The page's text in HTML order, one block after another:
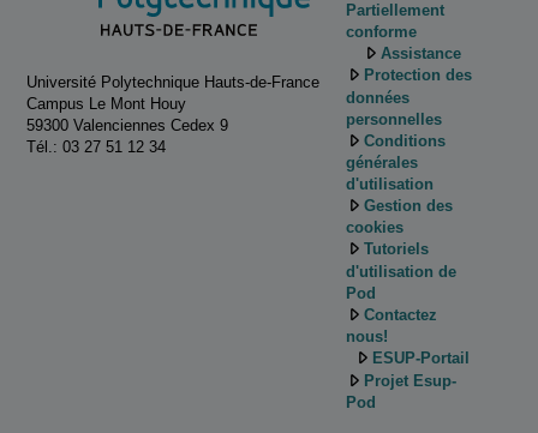
Université Polytechnique Hauts-de-France
Campus Le Mont Houy
59300 Valenciennes Cedex 9
Tél.: 03 27 51 12 34
Partiellement
conforme
Assistance
Protection des
données
personnelles
Conditions
générales
d'utilisation
Gestion des
cookies
Tutoriels
d'utilisation de
Pod
Contactez
nous!
ESUP-Portail
Projet Esup-
Pod